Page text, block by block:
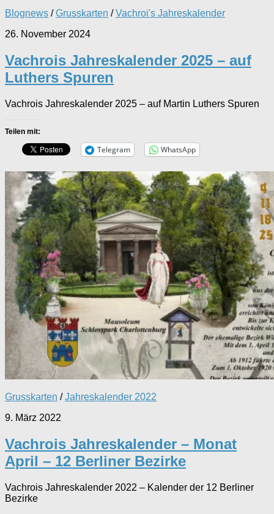
Blognews /Grusskarten /Vachroi's Jahreskalender
26. November 2024
Vachrois Jahreskalender 2025 – auf
Luthers Spuren
Vachrois Jahreskalender 2025 – auf Martin Luthers Spuren
Teilen mit:
Telegram WhatsApp
Grusskarten /Jahreskalender 2022
9. März 2022
Vachrois Jahreskalender – Monat
April – 12 Berliner Bezirke
Vachrois Jahreskalender 2022 – Kalender der 12 Berliner
Bezirke